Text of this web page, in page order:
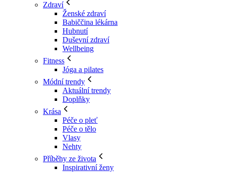
Zdraví
Ženské zdraví
Babiččina lékárna
Hubnutí
Duševní zdraví
Wellbeing
Fitness
Jóga a pilates
Módní trendy
Aktuální trendy
Doplňky
Krása
Péče o pleť
Péče o tělo
Vlasy
Nehty
Příběhy ze života
Inspirativní ženy